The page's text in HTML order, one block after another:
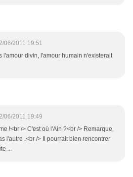
06/2011 19:51
l'amour divin, l'amour humain n'existerait
06/2011 19:49
!<br /> C'est où l'Ain ?<br /> Remarque,
l'autre .<br /> Il pourrait bien rencontrer
...